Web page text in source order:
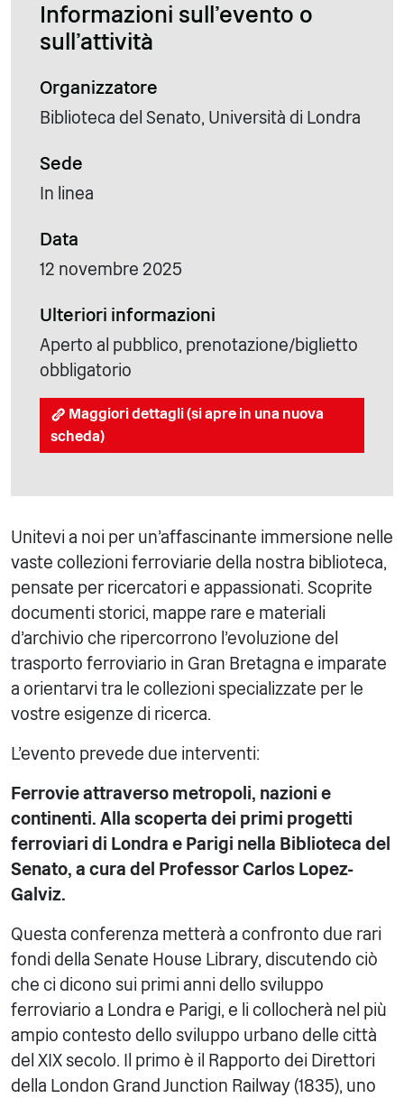
Informazioni sull'evento o
sull'attività
Organizzatore
Biblioteca del Senato, Università di Londra
Sede
In linea
Data
12 novembre 2025
Ulteriori informazioni
Aperto al pubblico, prenotazione/biglietto
obbligatorio
Maggiori dettagli (si apre in una nuova
scheda)
Unitevi a noi per un'affascinante immersione nelle
vaste collezioni ferroviarie della nostra biblioteca,
pensate per ricercatori e appassionati. Scoprite
documenti storici, mappe rare e materiali
d'archivio che ripercorrono l'evoluzione del
trasporto ferroviario in Gran Bretagna e imparate
a orientarvi tra le collezioni specializzate per le
vostre esigenze di ricerca.
L'evento prevede due interventi:
Ferrovie attraverso metropoli, nazioni e
continenti. Alla scoperta dei primi progetti
ferroviari di Londra e Parigi nella Biblioteca del
Senato, a cura del Professor Carlos Lopez-
Galviz.
Questa conferenza metterà a confronto due rari
fondi della Senate House Library, discutendo ciò
che ci dicono sui primi anni dello sviluppo
ferroviario a Londra e Parigi, e li collocherà nel più
ampio contesto dello sviluppo urbano delle città
del XIX secolo. Il primo è il Rapporto dei Direttori
della London Grand Junction Railway (1835), uno